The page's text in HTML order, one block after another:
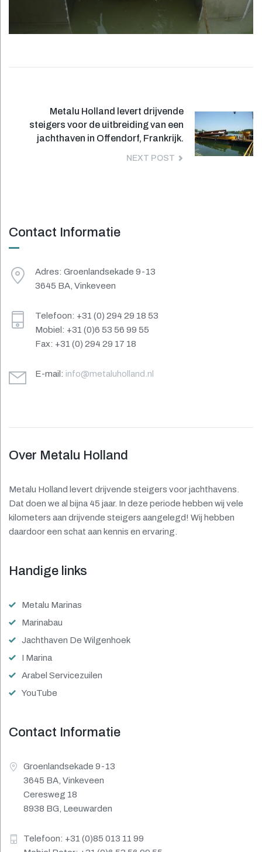
navigatieMetalu Holland levert drijvende
steigers voor de uitbreiding van een
jachthaven in Offendorf, Frankrijk.
NEXT POST
Next
post:
Contact Informatie
Adres: Groenlandsekade 9-13
3645 BA, Vinkeveen
Telefoon: +31 (0) 294 29 18 53
Mobiel: +31 (0)6 53 56 99 55
Fax: +31 (0) 294 29 17 18
E-mail: info@metaluholland.nl
Over Metalu Holland
Metalu Holland levert drijvende steigers voor jachthavens.
Dat doen we al bijna 45 jaar. In deze periode hebben wij vele
kilometers aan drijvende steigers aangelegd! Wij hebben
daardoor een schat aan kennis en ervaring.
Handige links
Metalu Marinas
Marinabau
Jachthaven De Wilgenhoek
I Marina
Arabel Servicezuilen
YouTube
Contact Informatie
Groenlandsekade 9-13
3645 BA, Vinkeveen
Ceresweg 18
8938 BG, Leeuwarden
Telefoon: +31 (0)85 013 11 99